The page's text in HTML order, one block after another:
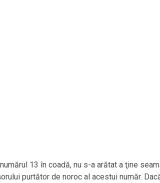
13 în coadă, nu s-a arătat a ţine
purtător de noroc al acestui număr.